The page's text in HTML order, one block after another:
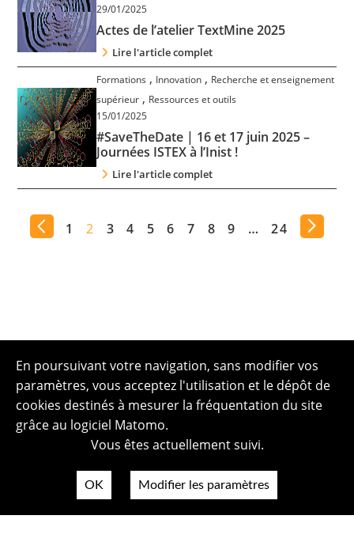
29/01/2025
Actes de l’atelier TextMine 2025
Lire l'article complet
Formations , Innovation , Recherche et enseignement
supérieur , Ressources et outils
15/01/2025
#SaveTheDate | 16 et 17 juin 2025 –
Journées ISTEX à l’Inist !
Lire l'article complet
1 2 3 4 5 6 7 8 9 … 24
En poursuivant votre navigation, sans modifier vos
paramètres, vous acceptez l'utilisation et le dépôt de
cookies destinés à mesurer la fréquentation du site
grâce au logiciel Matomo.
Vous êtes actuellement suivi.
OK Modifier les paramètres